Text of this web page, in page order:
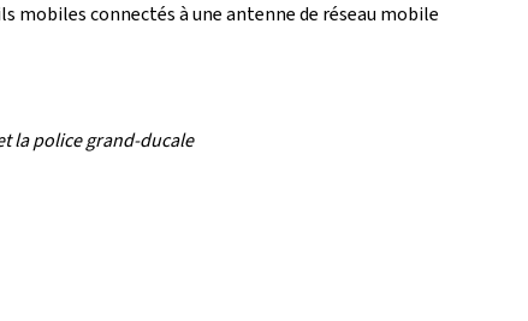
mobiles connectés à une antenne de réseau mobile
la police grand-ducale